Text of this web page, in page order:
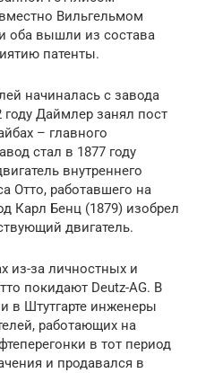
Вильгельмом
оба вышли из состава
патенты.
начиналась с завода
году Даймлер занял пост
– главного
стал в 1877 году
внутреннего
Отто, работавшего на
Карл Бенц (1879) изобрел
двигатель.
из-за личностных и
покидают Deutz-AG. В
в Штутгарте инженеры
работающих на
в тот период
и продавался в